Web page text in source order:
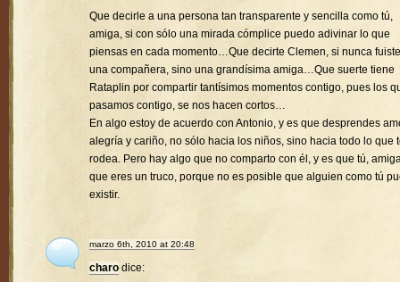
Que decirle a una persona tan transparente y sencilla como tú,
amiga, si con sólo una mirada cómplice puedo adivinar lo que
piensas en cada momento…Que decirte Clemen, si nunca fuiste
una compañera, sino una grandísima amiga…Que suerte tiene
Rataplin por compartir tantísimos momentos contigo, pues los
pasamos contigo, se nos hacen cortos…
En algo estoy de acuerdo con Antonio, y es que desprendes
alegría y cariño, no sólo hacia los niños, sino hacia todo lo que
rodea. Pero hay algo que no comparto con él, y es que tú,
que eres un truco, porque no es posible que alguien como tú
existir.
marzo 6th, 2010 at 20:48
charo dice: